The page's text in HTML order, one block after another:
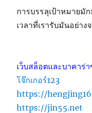
การบรรลุเป้าหมายมั
เวลาที่เรารับมันอย่าง
เว็บสล็อตและบาคาร่
โจ๊กเกอร์123
https://
https://jin55.net